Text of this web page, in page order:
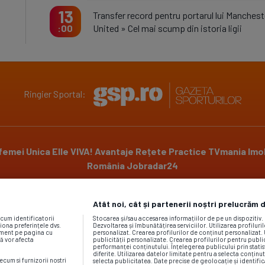
13
00
Transfer record pentru portarul lui
United » Cel mai scump din istoria ligii
Ringier Sportal:
Unica Elle VIVA! Avantaje Rețete Practice TVmania
România Jobradar24
identificatorii
preferințele dvs.
pe pagina cu
vor afecta
si furnizorii nostri
Atât noi, cât și partenerii noștri prelucrăm
Stocarea și/sau accesarea informațiilor de pe un
Dezvoltarea și îmbunătățirea serviciilor. Utilizarea
personalizat. Crearea profilurilor de conținut
publicității personalizate. Crearea profilurilor pentru
performanței conținutului. Înțelegerea publicului prin
diferite. Utilizarea datelor limitate pentru a selecta
selecta publicitatea. Date precise de geolocație și